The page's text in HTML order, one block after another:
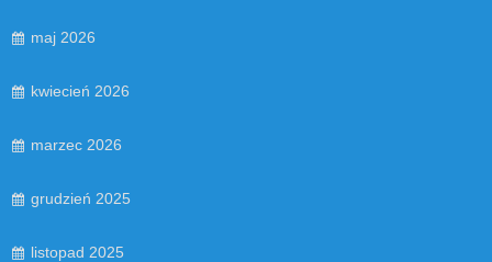
maj 2026
kwiecień 2026
marzec 2026
grudzień 2025
listopad 2025